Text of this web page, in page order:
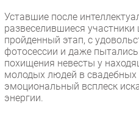
Проекты
IT класс
Тестовый стенд
Каталог компаний
Уставшие после
развеселившиеся
пройденный этап, с
фотосессии и даже
похищения невесты у
молодых людей в свадебных
эмоциональный всплеск
энергии.